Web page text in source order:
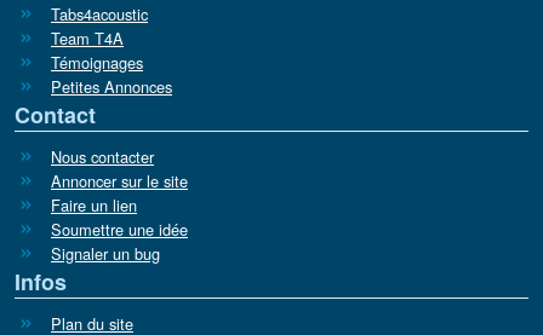
Tabs4acoustic
Team T4A
Témoignages
Petites Annonces
Contact
Nous contacter
Annoncer sur le site
Faire un lien
Soumettre une idée
Signaler un bug
Infos
Plan du site